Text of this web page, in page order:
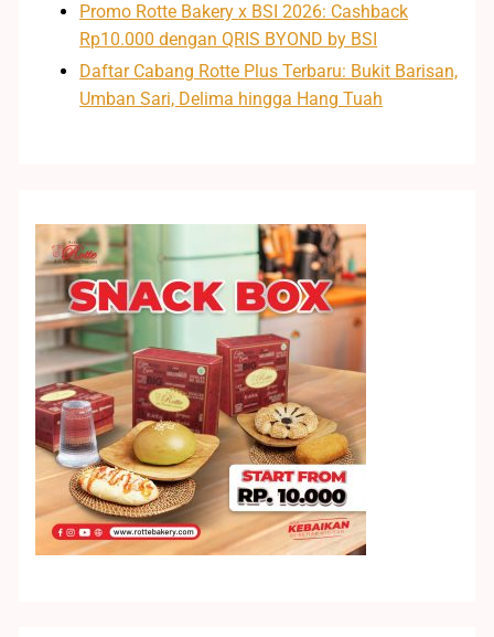
Promo Rotte Bakery x BSI 2026: Cashback
Rp10.000 dengan QRIS BYOND by BSI
Daftar Cabang Rotte Plus Terbaru: Bukit Barisan,
Umban Sari, Delima hingga Hang Tuah